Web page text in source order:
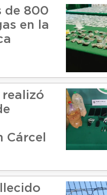
de 800
en la
realizó
Cárcel